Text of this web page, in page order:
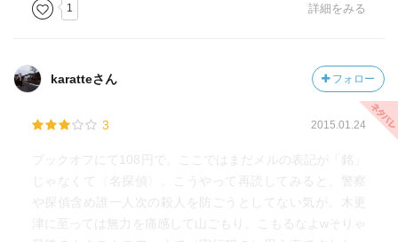
1 詳細をみる
karatteさん フォロー
3 2015.01.24
ブックオフにて108円で。ここではまだメルの表記が「銘」
じゃなくて〈名探偵〉。こうやって再読してみると、警察
や探偵含め誰一人次の殺人を防ごうとしてない気が。木更
津に至っては無力を痛感して山ごもり。こもるなよwそりゃ